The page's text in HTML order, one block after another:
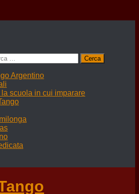
Argentino
scuola in cui imparare